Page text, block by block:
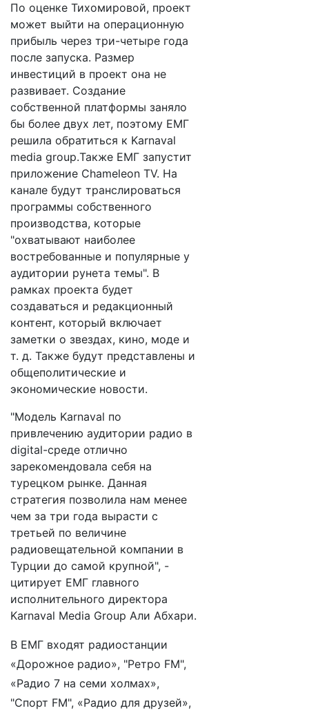
По оценке Тихомировой, проект
может выйти на операционную
прибыль через три-четыре года
после запуска. Размер
инвестиций в проект она не
развивает. Создание
собственной платформы заняло
бы более двух лет, поэтому EМГ
решила обратиться к Karnaval
media group.Также ЕМГ запустит
приложение Chameleon TV. На
канале будут транслироваться
программы собственного
производства, которые
"охватывают наиболее
востребованные и популярные у
аудитории рунета темы". В
рамках проекта будет
создаваться и редакционный
контент, который включает
заметки о звездах, кино, моде и
т. д. Также будут представлены и
общеполитические и
экономические новости.
"Модель Karnaval по
привлечению аудитории радио в
digital-среде отлично
зарекомендовала себя на
турецком рынке. Данная
стратегия позволила нам менее
чем за три года вырасти с
третьей по величине
радиовещательной компании в
Турции до самой крупной", -
цитирует ЕМГ главного
исполнительного директора
Karnaval Media Group Али Абхари.
В ЕМГ входят радиостанции
«Дорожное радио», "Ретро FM",
«Радио 7 на семи холмах»,
"Спорт FM", «Радио для друзей»,